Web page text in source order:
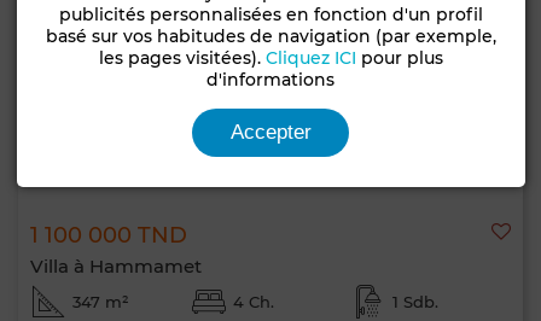
1 100 000 TND
Villa à Hammamet
347 m² 4 Ch. 1 Sdb.
publicités personnalisées en fonction d'un profil
basé sur vos habitudes de navigation (par exemple,
les pages visitées). Cliquez ICI pour plus
d'informations
Accepter